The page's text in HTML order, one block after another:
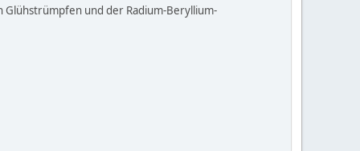
Glühstrümpfen und der Radium-Beryllium-